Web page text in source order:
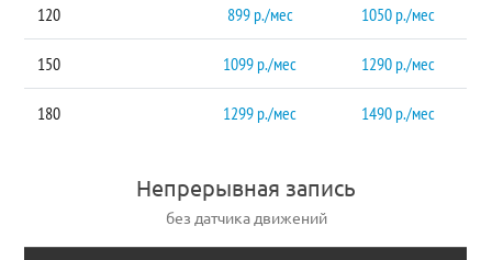
120 899 р./мес 1050 р./мес
150 1099 р./мес 1290 р./мес
180 1299 р./мес 1490 р./мес
Непрерывная запись
без датчика движений